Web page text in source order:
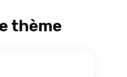
thème